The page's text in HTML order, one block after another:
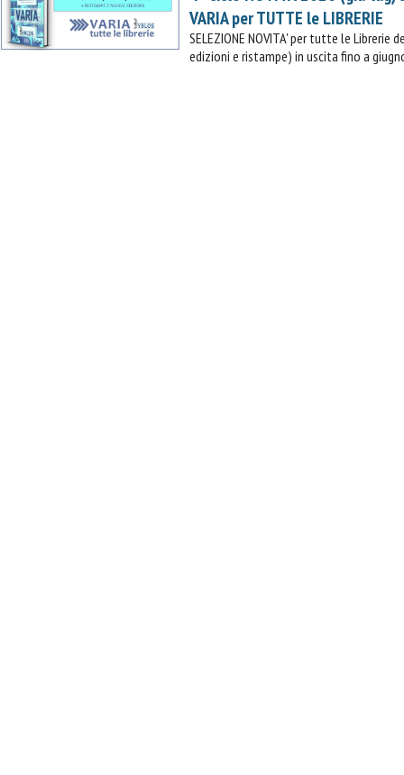
VARIA per TUTTE le LIBRERIE
SELEZIONE NOVITA' per tutte le Librerie
edizioni e ristampe) in uscita fino a
PROCEDI E PAGA